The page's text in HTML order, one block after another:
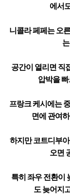
에서
니콜라 페페는 오
공간이 열리면 직
압박을
프랑크 케시에는
면에 관여
하지만 코트디부
오면
특히 좌우 전환이
도 늦어지